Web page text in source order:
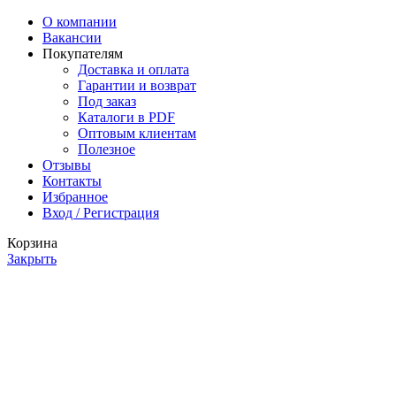
О компании
Вакансии
Покупателям
Доставка и оплата
Гарантии и возврат
Под заказ
Каталоги в PDF
Оптовым клиентам
Полезное
Отзывы
Контакты
Избранное
Вход / Регистрация
Корзина
Закрыть